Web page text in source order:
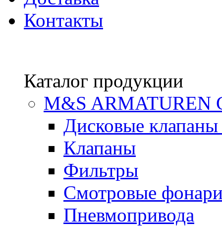
Контакты
Каталог продукции
М&S ARMATUREN
Дисковые
Клапаны
Фильтры
Смотровые
Пневмопривода